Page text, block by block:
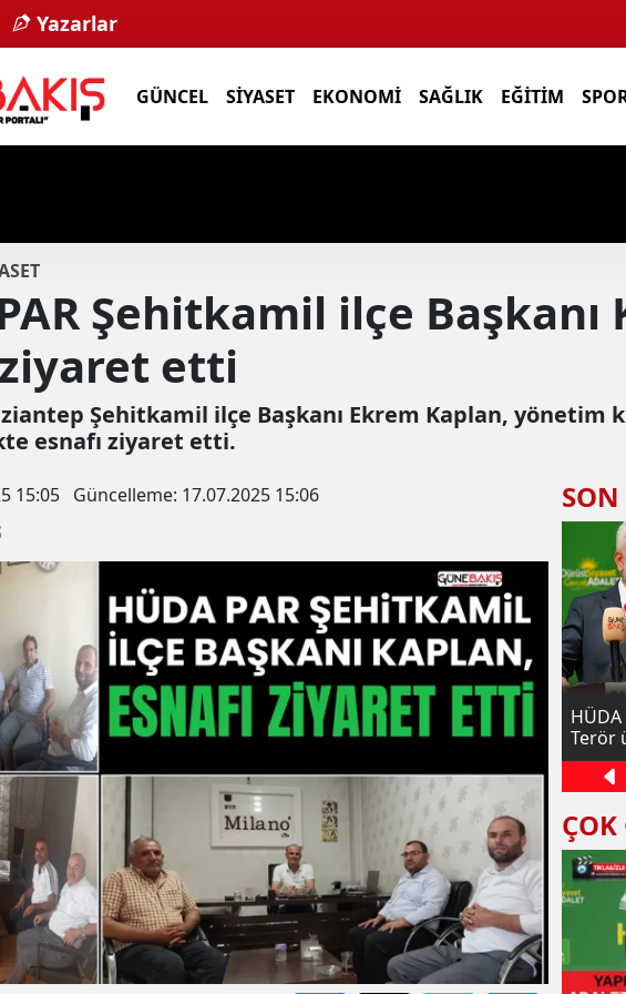
Yazarlar
GÜNCEL SIYASET EKONOMI SAĞLIK EĞITIM
Şehitkamil ilçe Başkanı
etti
Şehitkamil ilçe Başkanı Ekrem Kaplan,
esnafı ziyaret etti.
15:05 Güncelleme: 17.07.2025 15:06
SON
İl Başkanı Kaya:
yaz Kur'an kurslarında
geçirdiler
Başkan Mustafa Kaya kolları sıvadı
HÜDA
Terör